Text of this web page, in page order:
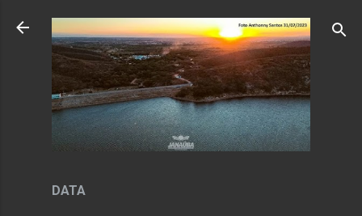
Pular para o conteúdo principal
DATA